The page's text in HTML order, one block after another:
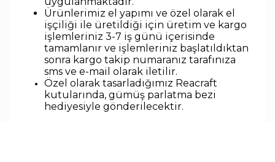
Ürünlerimiz el yapımı ve özel olarak el
işçiliği ile üretildiği için üretim ve kargo
işlemleriniz 3-7 iş günü içerisinde
tamamlanır ve işlemleriniz başlatıldıktan
sonra kargo takip numaranız tarafınıza
sms ve e-mail olarak iletilir.
Özel olarak tasarladığımız Reacraft
kutularında, gümüş parlatma bezi
hediyesiyle gönderilecektir.